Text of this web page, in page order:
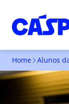
Home